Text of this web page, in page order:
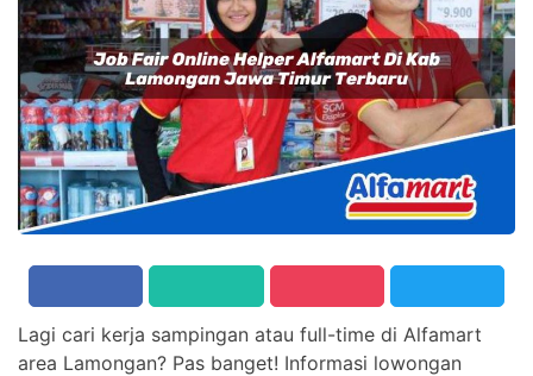
Lagi cari kerja sampingan atau full-time di Alfamart
area Lamongan? Pas banget! Informasi lowongan